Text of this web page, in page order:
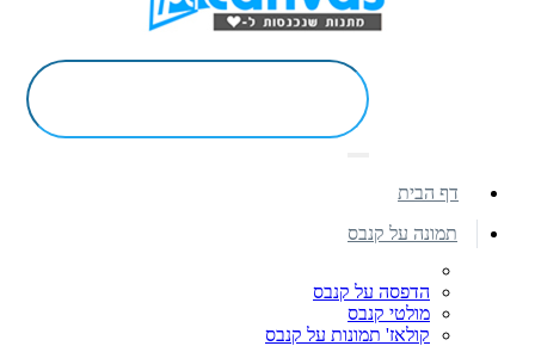
דף הבית
תמונה על קנבס
הדפסה על קנבס
מולטי קנבס
קולאז' תמונות על קנבס